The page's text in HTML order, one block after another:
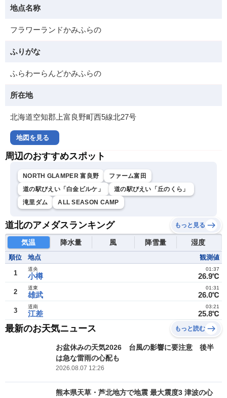
地点名称
フラワーランドかみふらの
ふりがな
ふらわーらんどかみふらの
所在地
北海道空知郡上富良野町西5線北27号
地図を見る
周辺のおすすめスポット
NORTH GLAMPER 富良野
ファーム富田
道の駅びえい「白金ビルケ」
道の駅びえい「丘のくら」
滝里ダム
ALL SEASON CAMP
道北のアメダスランキング もっと見る
気温 降水量 風 降雪量 湿度
順位 地点 観測値
1 小樽
道央
26.9℃
01:37
2 雄武
道東
26.0℃
01:31
3 江差
道南
25.8℃
03:21
最新のお天気ニュース もっと読む
お盆休みの天気2026 台風の影響に要注意 後半
は急な雷雨の心配も
2026.08.07 12:26
熊本県天草・芦北地方で地震 最大震度3 津波の心